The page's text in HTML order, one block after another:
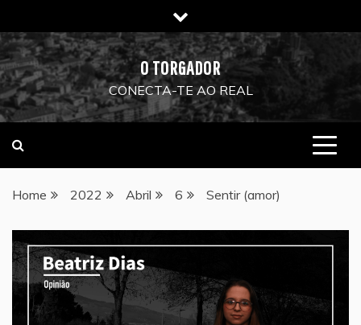
to
content
O TORGADOR
CONECTA-TE AO REAL
Home 2022 Abril 6 Sentir (amor)